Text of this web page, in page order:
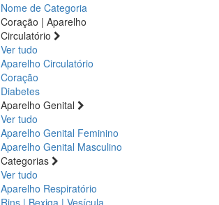
Nome de Categoria
Coração | Aparelho
Circulatório
Ver tudo
Aparelho Circulatório
Coração
Diabetes
Aparelho Genital
Ver tudo
Aparelho Genital Feminino
Aparelho Genital Masculino
Categorias
Ver tudo
Aparelho Respiratório
Rins | Bexiga | Vesícula